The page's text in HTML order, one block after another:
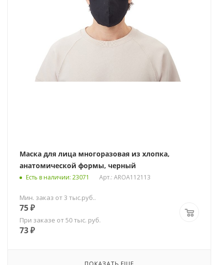
Маска для лица многоразовая из хлопка,
анатомической формы, черный
Есть в наличии: 23071 Арт.: AROA112113
Мин. заказ от 3 тыс.руб..
75₽
При заказе от 50 тыс. руб.
73₽